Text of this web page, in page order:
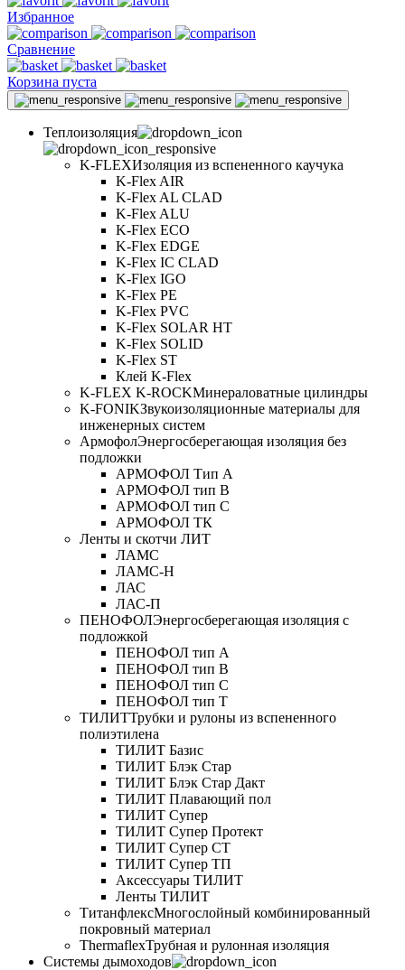
Избранное
Сравнение
Корзина пуста
Теплоизоляция
K-FLEXИзоляция из вспененного каучука
K-Flex AIR
K-Flex AL CLAD
K-Flex ALU
K-Flex ECO
K-Flex EDGE
K-Flex IC CLAD
K-Flex IGO
K-Flex PE
K-Flex PVC
K-Flex SOLAR HT
K-Flex SOLID
K-Flex ST
Клей K-Flex
K-FLEX K-ROCKМинераловатные цилиндры
K-FONIKЗвукоизоляционные материалы для
инженерных систем
АрмофолЭнергосберегающая изоляция без
подложки
АРМОФОЛ Тип А
АРМОФОЛ тип В
АРМОФОЛ тип C
АРМОФОЛ ТК
Ленты и скотчи ЛИТ
ЛАМС
ЛАМС-Н
ЛАС
ЛАС-П
ПЕНОФОЛЭнергосберегающая изоляция с
подложкой
ПЕНОФОЛ тип А
ПЕНОФОЛ тип B
ПЕНОФОЛ тип C
ПЕНОФОЛ тип T
ТИЛИТТрубки и рулоны из вспененного
полиэтилена
ТИЛИТ Базис
ТИЛИТ Блэк Стар
ТИЛИТ Блэк Стар Дакт
ТИЛИТ Плавающий пол
ТИЛИТ Супер
ТИЛИТ Супер Протект
ТИЛИТ Супер СТ
ТИЛИТ Супер ТП
Аксессуары ТИЛИТ
Ленты ТИЛИТ
ТитанфлексМногослойный комбинированный
покровный материал
ThermaflexТрубная и рулонная изоляция
Cистемы дымоходов